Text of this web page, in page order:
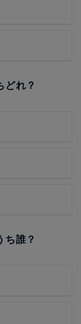
れ？
誰？